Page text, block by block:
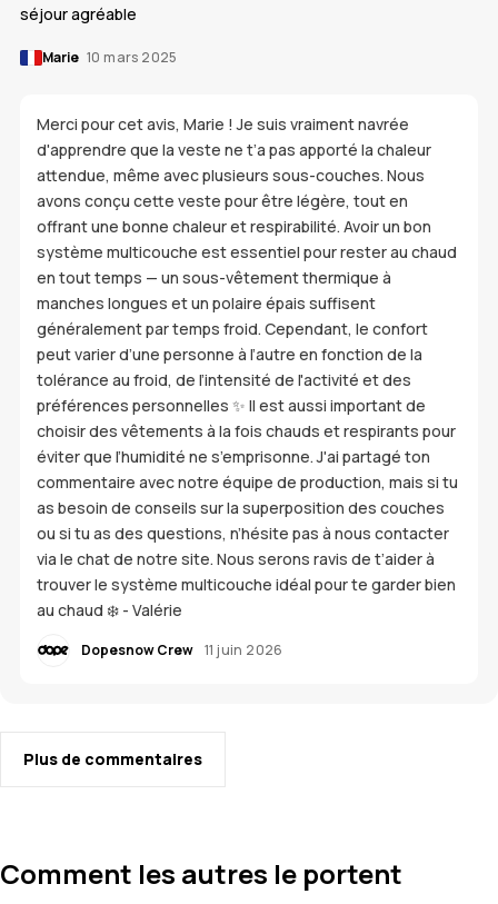
séjour agréable
Marie 10 mars 2025
Merci pour cet avis, Marie ! Je suis vraiment navrée
d'apprendre que la veste ne t’a pas apporté la chaleur
attendue, même avec plusieurs sous-couches. Nous
avons conçu cette veste pour être légère, tout en
offrant une bonne chaleur et respirabilité. Avoir un bon
système multicouche est essentiel pour rester au chaud
en tout temps — un sous-vêtement thermique à
manches longues et un polaire épais suffisent
généralement par temps froid. Cependant, le confort
peut varier d’une personne à l’autre en fonction de la
tolérance au froid, de l’intensité de l'activité et des
préférences personnelles ✨ Il est aussi important de
choisir des vêtements à la fois chauds et respirants pour
éviter que l’humidité ne s’emprisonne. J'ai partagé ton
commentaire avec notre équipe de production, mais si tu
as besoin de conseils sur la superposition des couches
ou si tu as des questions, n’hésite pas à nous contacter
via le chat de notre site. Nous serons ravis de t’aider à
trouver le système multicouche idéal pour te garder bien
au chaud ❄️ - Valérie
Dopesnow Crew 11 juin 2026
Plus de commentaires
Comment les autres le portent